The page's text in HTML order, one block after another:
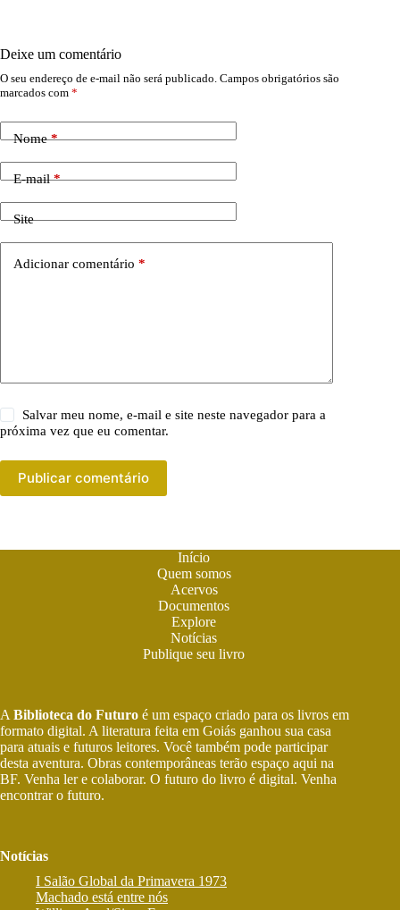
Deixe um comentário
O seu endereço de e-mail não será publicado. Campos obrigatórios são
marcados com *
Nome*
E-mail*
Site
Adicionar comentário *
Salvar meu nome, e-mail e site neste navegador para a
próxima vez que eu comentar.
Publicar comentário
Início
Quem somos
Acervos
Documentos
Explore
Notícias
Publique seu livro
A Biblioteca do Futuro é um espaço criado para os livros em
formato digital. A literatura feita em Goiás ganhou sua casa
para atuais e futuros leitores. Você também pode participar
desta aventura. Obras contemporâneas terão espaço aqui na
BF. Venha ler e colaborar. O futuro do livro é digital. Venha
encontrar o futuro.
Notícias
I Salão Global da Primavera 1973
Machado está entre nós